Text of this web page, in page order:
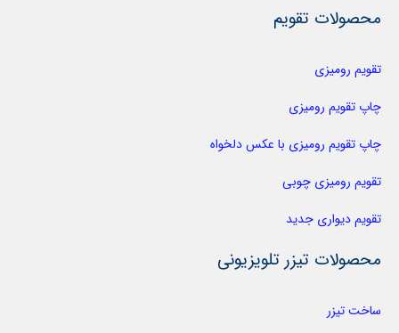
محصولات تقویم
تقویم رومیزی
چاپ تقویم رومیزی
چاپ تقویم رومیزی با عکس دلخواه
تقویم رومیزی چوبی
تقویم دیواری جدید
محصولات تیزر تلویزیونی
ساخت تیزر